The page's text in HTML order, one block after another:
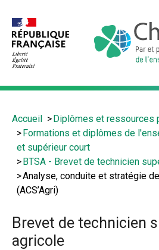
contenu
principal
Vous
êtes
Accueil
Diplômes et ressources
Formations et diplômes de
et supérieur court
BTSA - Brevet de technicien
Analyse, conduite et stratégie
(ACS’Agri)
Brevet de technicien
agricole